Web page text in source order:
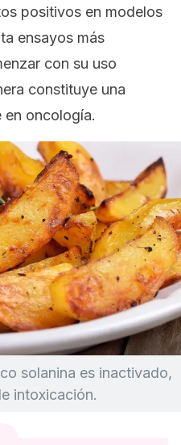
positivos en modelos
ensayos más
con su uso
constituye una
en oncología.
solanina es inactivado,
intoxicación.